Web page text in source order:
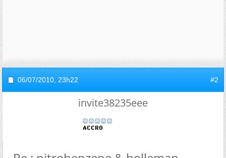
06/07/2010, 23h22 #2
invite38235eee